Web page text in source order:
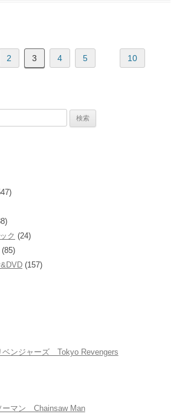
2 3 4 5 10
ク (24)
(85)
(157)
ベンジャーズ Tokyo Revengers
ーマン Chainsaw Man